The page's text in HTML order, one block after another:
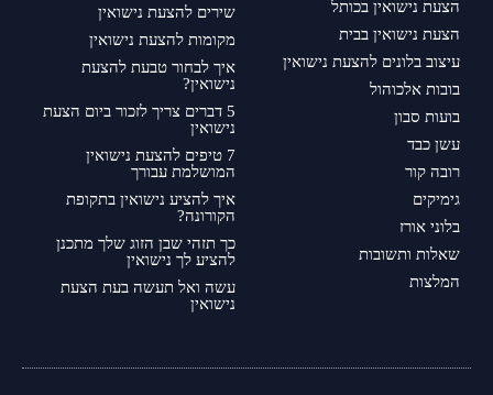
הצעת נישואין בכותל
הצעת נישואין בבית
עיצוב בלונים להצעת נישואין
בובות אלכוהול
בועות סבון
עשן כבד
רובה קור
גימיקים
בלוני אורז
שאלות ותשובות
המלצות
שירים להצעת נישואין
מקומות להצעת נישואין
איך לבחור טבעת להצעת
נישואין?
5 דברים צריך לזכור ביום הצעת
נישואין
7 טיפים להצעת נישואין
המושלמת עבורך
איך להציע נישואין בתקופת
הקורונה?
כך תזהי שבן הזוג שלך מתכנן
להציע לך נישואין
עשה ואל תעשה בעת הצעת
נישואין